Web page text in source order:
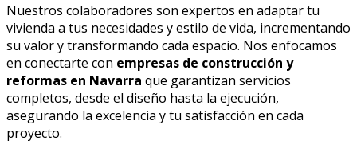
Nuestros colaboradores son expertos en adaptar tu
vivienda a tus necesidades y estilo de vida, incrementando
su valor y transformando cada espacio. Nos enfocamos
en conectarte con empresas de construcción y
reformas en Navarra que garantizan servicios
completos, desde el diseño hasta la ejecución,
asegurando la excelencia y tu satisfacción en cada
proyecto.